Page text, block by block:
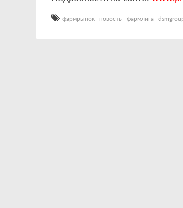
фармрынок новость фармлига